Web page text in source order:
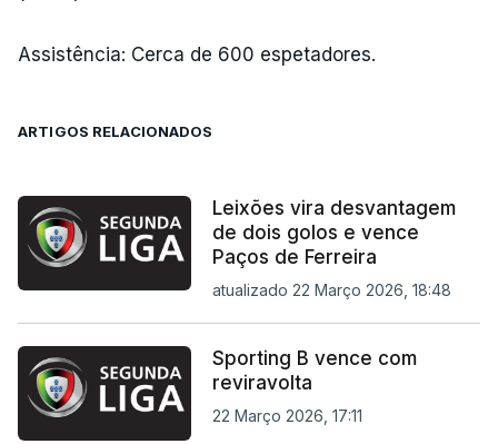
Assistência: Cerca de 600 espetadores.
ARTIGOS RELACIONADOS
Leixões vira desvantagem
de dois golos e vence
Paços de Ferreira
atualizado 22 Março 2026, 18:48
Sporting B vence com
reviravolta
22 Março 2026, 17:11